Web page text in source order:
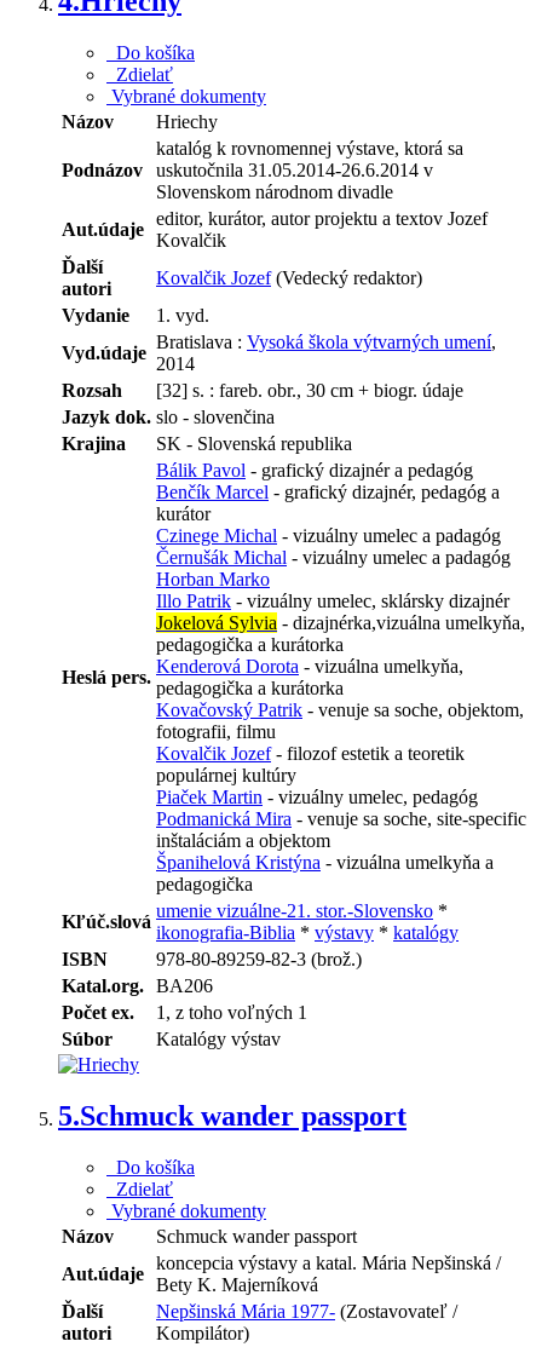
Do košíka
Zdielať
Vybrané dokumenty
Názov
Hriechy
Podnázov
katalóg k rovnomennej výstave, ktorá sa
uskutočnila 31.05.2014-26.6.2014 v
Slovenskom národnom divadle
Aut.údaje
editor, kurátor, autor projektu a textov Jozef
Kovalčik
Ďalší
autori
Kovalčik Jozef(Vedecký redaktor)
Vydanie
1. vyd.
Vyd.údaje
Bratislava : Vysoká škola výtvarných umení,
2014
Rozsah
[32] s. : fareb. obr., 30 cm + biogr. údaje
Jazyk dok. slo - slovenčina
Krajina
SK - Slovenská republika
Heslá pers.
Bálik Pavol - grafický dizajnér a pedagóg
Benčík Marcel - grafický dizajnér, pedagóg a
kurátor
Czinege Michal - vizuálny umelec a padagóg
Černušák Michal - vizuálny umelec a padagóg
Horban Marko
Illo Patrik - vizuálny umelec, sklársky dizajnér
Jokelová Sylvia - dizajnérka,vizuálna umelkyňa,
pedagogička a kurátorka
Kenderová Dorota - vizuálna umelkyňa,
pedagogička a kurátorka
Kovačovský Patrik - venuje sa soche, objektom,
fotografii, filmu
Kovalčik Jozef- filozof estetik a teoretik
populárnej kultúry
Piaček Martin - vizuálny umelec, pedagóg
Podmanická Mira - venuje sa soche, site-specific
inštaláciám a objektom
Španihelová Kristýna - vizuálna umelkyňa a
pedagogička
Kľúč.slová
umenie vizuálne-21. stor.-Slovensko *
ikonografia-Biblia * výstavy * katalógy
ISBN
978-80-89259-82-3 (brož.)
Katal.org. BA206
Počet ex.
1, z toho voľných 1
Súbor
Katalógy výstav
5.Schmuck wander passport
Do košíka
Zdielať
Vybrané dokumenty
Názov
Schmuck wander passport
Aut.údaje
koncepcia výstavy a katal. Mária Nepšinská /
Bety K. Majerníková
Ďalší
autori
Nepšinská Mária 1977- (Zostavovateľ /
Kompilátor)